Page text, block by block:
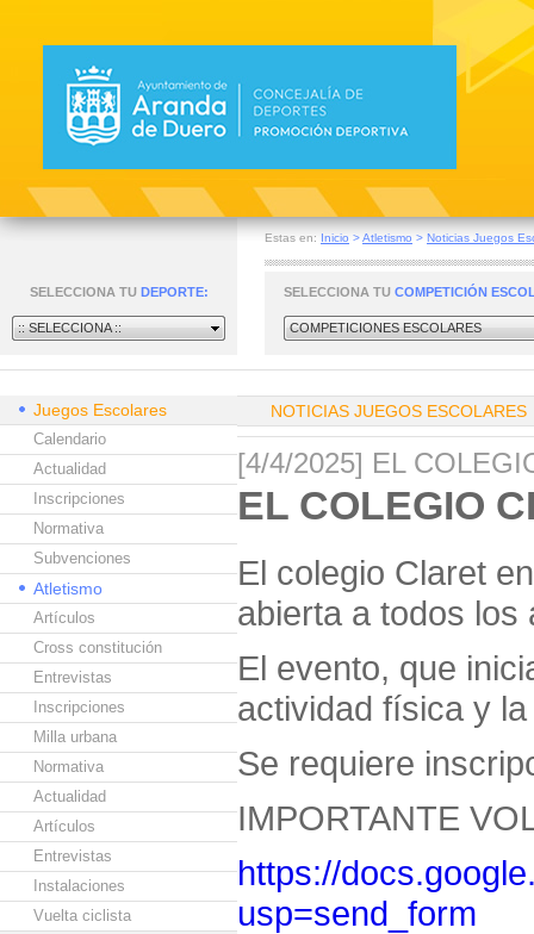
Estas en: Inicio >Atletismo > Noticias Juegos
SELECCIONA TU DEPORTE:
:: SELECCIONA ::
SELECCIONA TU COMPETICIÓN
COMPETICIONES ESCOLARES
Juegos Escolares
Calendario
Actualidad
Inscripciones
Normativa
Subvenciones
Atletismo
Artículos
Cross constitución
Entrevistas
Inscripciones
Milla urbana
Normativa
Actualidad
Artículos
Entrevistas
Instalaciones
Vuelta ciclista
NOTICIAS JUEGOS ESCOLARES
[4/4/2025] EL
EL COLEGIO
El colegio Claret
abierta a todos los
El evento, que
actividad física y
Se requiere
IMPORTANTE
https://
usp=send_form